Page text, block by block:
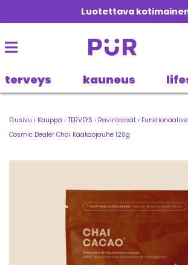
Luotettava
terveys kauneus
Etusivu › Kauppa › TERVEYS › Ravintolisät ›
Cosmic Dealer Chai Kaakaojauhe 120g